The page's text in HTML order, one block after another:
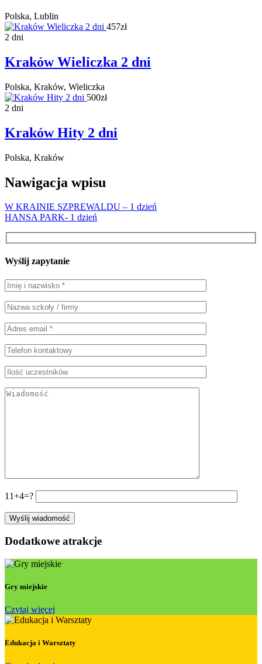
Polska, Lublin
457zł
2 dni
Kraków Wieliczka 2 dni
Polska, Kraków, Wieliczka
500zł
2 dni
Kraków Hity 2 dni
Polska, Kraków
Nawigacja wpisu
W KRAINIE SZPREWALDU – 1 dzień
HANSA PARK- 1 dzień
Wyślij zapytanie
11+4=?
Dodatkowe atrakcje
Gry miejskie
Czytaj więcej
Edukacja i Warsztaty